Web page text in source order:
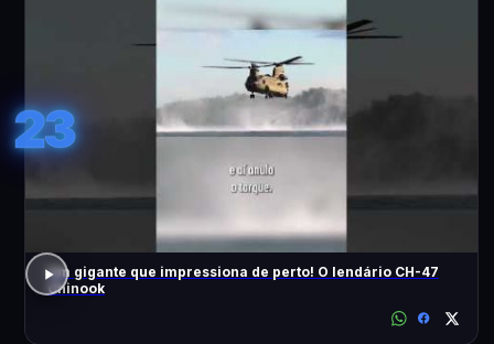
23
Um gigante que impressiona de perto! O lendário CH-47
Chinook